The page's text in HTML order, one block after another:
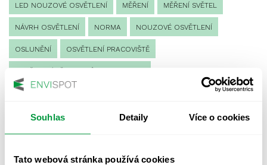
Souhlas Detaily Více o cookies
Tato webová stránka používá cookies
LED NOUZOVÉ OSVĚTLENÍ MĚŘENÍ MĚŘENÍ SVĚTEL
NÁVRH OSVĚTLENÍ NORMA NOUZOVÉ OSVĚTLENÍ
OSLUNĚNÍ OSVĚTLENÍ PRACOVIŠTĚ
OSVĚTLENÍ SPORTOVIŠŤ
PROTIPANICKÉ OSVĚTLENÍ
PROVOZNÍ DENÍK NOUZOVÉHO OSVĚTLENÍ
REVIZE NOUZOVÉHO OSVĚTLENÍ ŘÍZENÍ